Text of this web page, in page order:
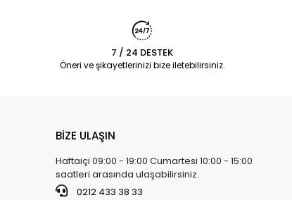
7 / 24 DESTEK
Öneri ve şikayetlerinizi bize iletebilirsiniz.
BİZE ULAŞIN
Haftaiçi 09:00 - 19:00 Cumartesi 10:00 - 15:00
saatleri arasında ulaşabilirsiniz.
0212 433 38 33